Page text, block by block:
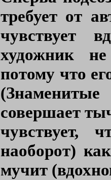
требует от
чувствует
художник
потому что
совершает
чувствует,
наоборот)
мучит